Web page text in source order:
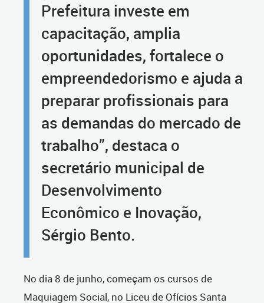
Prefeitura investe em
capacitação, amplia
oportunidades, fortalece o
empreendedorismo e ajuda a
preparar profissionais para
as demandas do mercado de
trabalho”, destaca o
secretário municipal de
Desenvolvimento
Econômico e Inovação,
Sérgio Bento.
No dia 8 de junho, começam os cursos de
Maquiagem Social, no Liceu de Ofícios Santa